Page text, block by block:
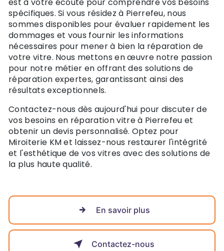
spécifiques. Si vous résidez à Pierrefeu, nous
sommes disponibles pour évaluer rapidement les
dommages et vous fournir les informations
nécessaires pour mener à bien la réparation de
votre vitre. Nous mettons en œuvre notre passion
pour notre métier en offrant des solutions de
réparation expertes, garantissant ainsi des
résultats exceptionnels.
Contactez-nous dès aujourd'hui pour discuter de
vos besoins en réparation vitre à Pierrefeu et
obtenir un devis personnalisé. Optez pour
Miroiterie KM et laissez-nous restaurer l'intégrité
et l'esthétique de vos vitres avec des solutions de
la plus haute qualité.
En savoir plus
Contactez-nous